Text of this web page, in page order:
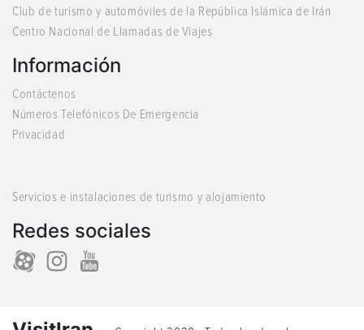
Club de turismo y automóviles de la República Islámica de Irán
Centro Nacional de Llamadas de Viajes
Información
Contáctenos
Números Telefónicos De Emergencia
Privacidad
Servicios e instalaciones de turismo y alojamiento
Redes sociales